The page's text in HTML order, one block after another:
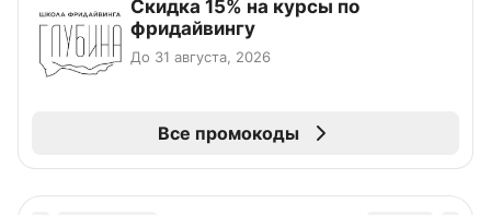
Скидка 15% на курсы по
фридайвингу
До 31 августа, 2026
Все промокоды